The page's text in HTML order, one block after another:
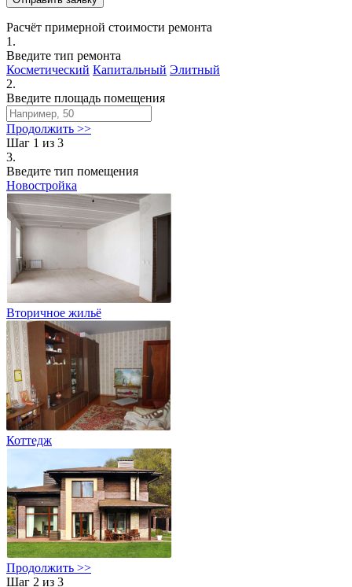
Расчёт примерной стоимости ремонта
1.
Введите тип ремонта
Косметический Капитальный Элитный
2.
Введите площадь помещения
Продолжить >>
Шаг 1 из 3
3.
Введите тип помещения
Новостройка
Вторичное жильё
Коттедж
Продолжить >>
Шаг 2 из 3